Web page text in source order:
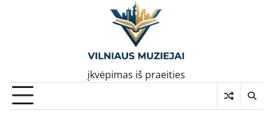
įkvėpimas iš praeities